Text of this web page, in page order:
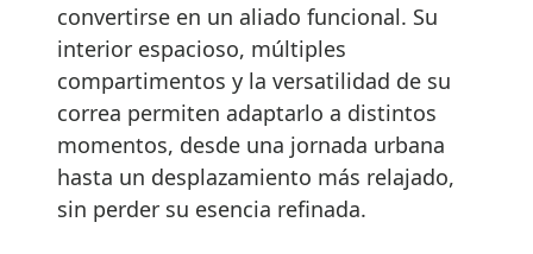
convertirse en un aliado funcional. Su
interior espacioso, múltiples
compartimentos y la versatilidad de su
correa permiten adaptarlo a distintos
momentos, desde una jornada urbana
hasta un desplazamiento más relajado,
sin perder su esencia refinada.